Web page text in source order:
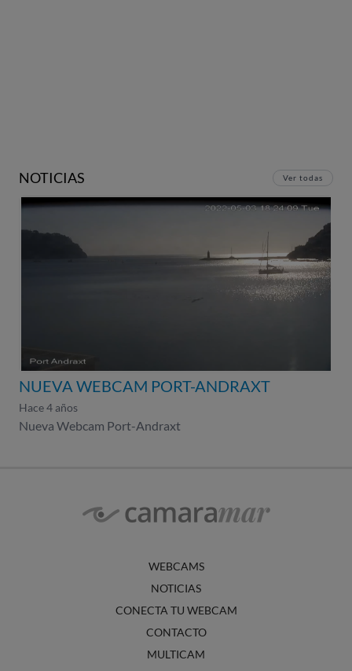
NOTICIAS Ver todas
NUEVA WEBCAM PORT-ANDRAXT
Hace 4 años
Nueva Webcam Port-Andraxt
WEBCAMS
NOTICIAS
CONECTA TU WEBCAM
CONTACTO
MULTICAM